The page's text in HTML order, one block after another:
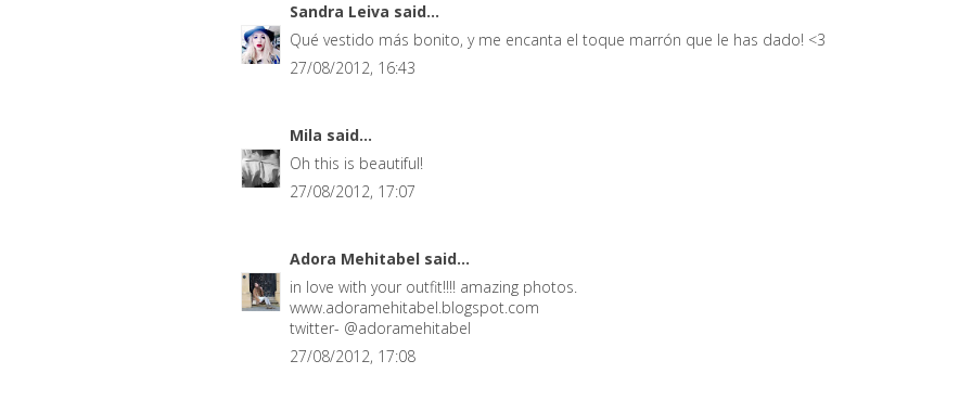
Sandra Leiva said...
Qué vestido más bonito, y me encanta el toque marrón que le has dado! <3
27/08/2012, 16:43
Mila said...
Oh this is beautiful!
27/08/2012, 17:07
Adora Mehitabel said...
in love with your outfit!!!! amazing photos.
www.adoramehitabel.blogspot.com
twitter- @adoramehitabel
27/08/2012, 17:08